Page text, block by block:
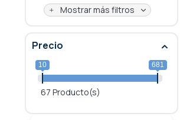
Mostrar más filtros
Precio
10 681
67 Producto(s)